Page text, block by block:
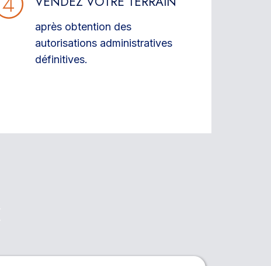
après obtention des
autorisations administratives
définitives.